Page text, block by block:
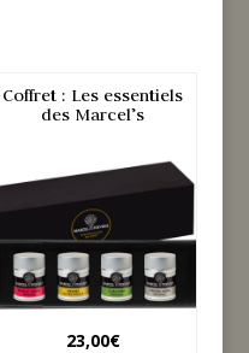
Coffret : Les essentiels
des Marcel’s
23,00€